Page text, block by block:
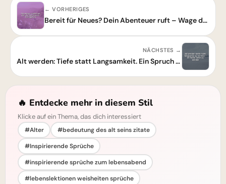
← VORHERIGES
Bereit für Neues? Dein Abenteuer ruft – Wage den ersten Schritt!
NÄCHSTES →
Alt werden: Tiefe statt Langsamkeit. Ein Spruch zum Nachdenken.
🔥 Entdecke mehr in diesem Stil
Klicke auf ein Thema, das dich interessiert
#Alter
#bedeutung des alt seins zitate
#Inspirierende Sprüche
#inspirierende sprüche zum lebensabend
#lebenslektionen weisheiten sprüche